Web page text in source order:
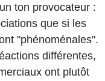
ton provocateur :
que si les
"phénoménales".
différentes,
ont plutôt